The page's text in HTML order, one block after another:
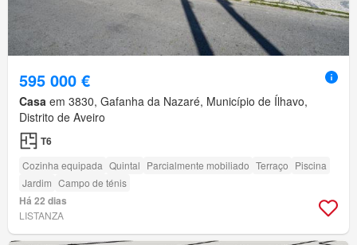
595 000 €
Casa em 3830, Gafanha da Nazaré, Município de Ílhavo,
Distrito de Aveiro
T6
Cozinha equipada Quintal Parcialmente mobiliado Terraço Piscina
Jardim Campo de ténis
Há 22 dias
LISTANZA